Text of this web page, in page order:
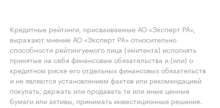
Кредитные рейтинги, присваиваемые АО «Эксперт РА»,
выражают мнение АО «Эксперт РА» относительно
способности рейтингуемого лица (эмитента) исполнять
принятые на себя финансовые обязательства и (или) о
кредитном риске его отдельных финансовых обязательств
и не являются установлением фактов или рекомендацией
покупать, держать или продавать те или иные ценные
бумаги или активы, принимать инвестиционные решения.